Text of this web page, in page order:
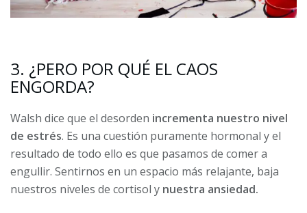
3. ¿PERO POR QUÉ EL CAOS
ENGORDA?
Walsh dice que el desorden incrementa nuestro nivel
de estrés. Es una cuestión puramente hormonal y el
resultado de todo ello es que pasamos de comer a
engullir. Sentirnos en un espacio más relajante, baja
nuestros niveles de cortisol y nuestra ansiedad.